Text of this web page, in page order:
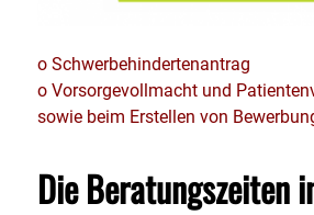
o Schwerbehindertenantrag
o Vorsorgevollmacht und
sowie beim Erstellen von
Die Beratungszeiten